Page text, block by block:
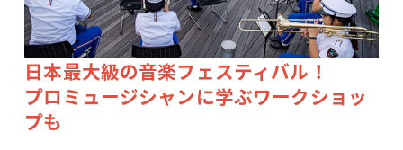
日本最大級の音楽フェスティバル！
プロミュージシャンに学ぶワークショッ
プも